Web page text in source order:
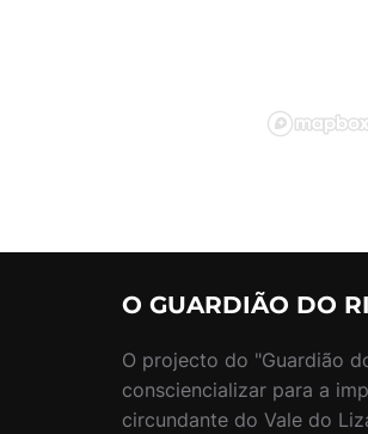
O GUARDIÃO DO
O projecto do "Guardião
consciencializar para a
circundante do Vale do